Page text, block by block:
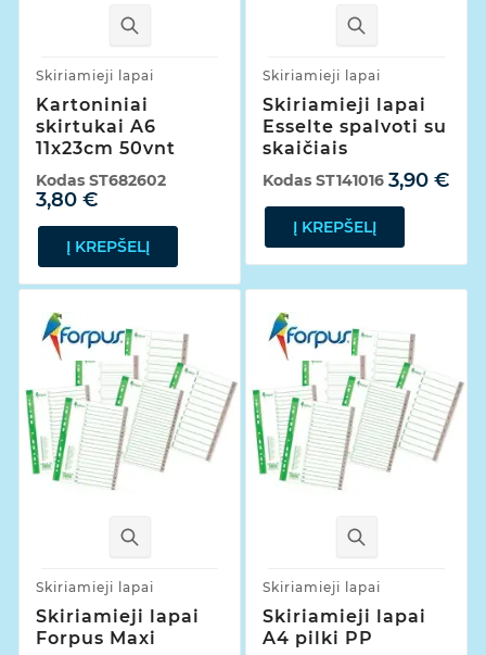
Skiriamieji lapai
Kartoniniai
skirtukai A6
11x23cm 50vnt
3,80 €
Kodas ST682602
Į KREPŠELĮ
Skiriamieji lapai
Skiriamieji lapai
Esselte spalvoti su
skaičiais
3,90 €
Kodas ST141016
Į KREPŠELĮ
Skiriamieji lapai
Skiriamieji lapai
Forpus Maxi
Skiriamieji lapai
Skiriamieji lapai
A4 pilki PP